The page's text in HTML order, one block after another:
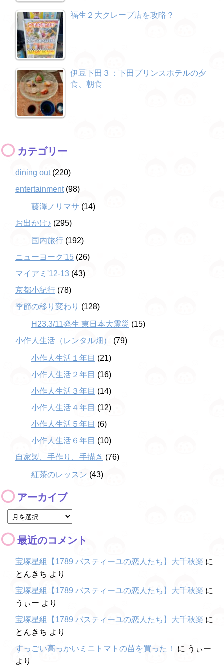
福生２大クレープ店を攻略？
伊豆下田３：下田プリンスホテルの夕
食、朝食
カテゴリー
dining out(220)
entertainment(98)
藤澤ノリマサ (14)
お出かけ♪ (295)
国内旅行 (192)
ニューヨーク'15 (26)
マイアミ'12-13 (43)
京都小紀行 (78)
季節の移り変わり (128)
H23.3/11発生 東日本大震災 (15)
小作人生活（レンタル畑）
(79)
小作人生活１年目 (21)
小作人生活２年目 (16)
小作人生活３年目 (14)
小作人生活４年目 (12)
小作人生活５年目 (6)
小作人生活６年目 (10)
自家製、手作り、手描き (76)
紅茶のレッスン (43)
アーカイブ
最近のコメント
宝塚星組【1789 バスティーユの恋人たち】大千秋楽 に
とんきち より
宝塚星組【1789 バスティーユの恋人たち】大千秋楽 に
うぃー より
宝塚星組【1789 バスティーユの恋人たち】大千秋楽 に
とんきち より
すっごい高っかいミニトマトの苗を買った！
に うぃー
より